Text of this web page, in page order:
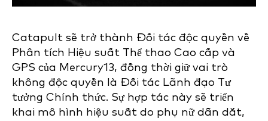
Catapult sẽ trở thành Đối tác độc quyền về
Phân tích Hiệu suất Thể thao Cao cấp và
GPS của Mercury13, đồng thời giữ vai trò
không độc quyền là Đối tác Lãnh đạo Tư
tưởng Chính thức. Sự hợp tác này sẽ triển
khai mô hình hiệu suất do phụ nữ dẫn dắt,